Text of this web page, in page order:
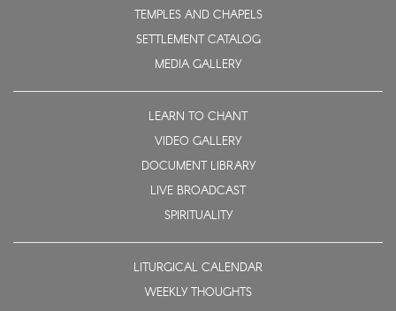
TEMPLES AND CHAPELS
SETTLEMENT CATALOG
MEDIA GALLERY
LEARN TO CHANT
VIDEO GALLERY
DOCUMENT LIBRARY
LIVE BROADCAST
SPIRITUALITY
LITURGICAL CALENDAR
WEEKLY THOUGHTS